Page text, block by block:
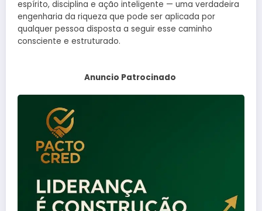
espírito, disciplina e ação inteligente — uma verdadeira
engenharia da riqueza que pode ser aplicada por
qualquer pessoa disposta a seguir esse caminho
consciente e estruturado.
Anuncio Patrocinado